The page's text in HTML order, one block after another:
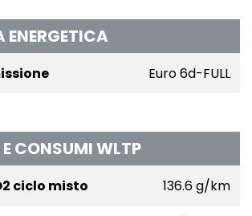
ENERGETICA
Euro 6d-FULL
CONSUMI WLTP
ciclo misto 136.6 g/km